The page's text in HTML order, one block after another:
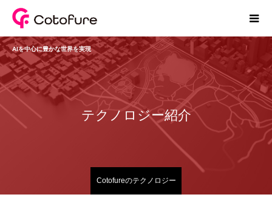
AIを中心に豊かな世界を実現
テクノロジー紹介
Cotofureのテクノロジー